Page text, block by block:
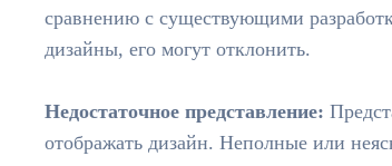
сравнению с существующими
дизайны, его могут отклонить.
Недостаточное представление:
отображать дизайн. Неполные или